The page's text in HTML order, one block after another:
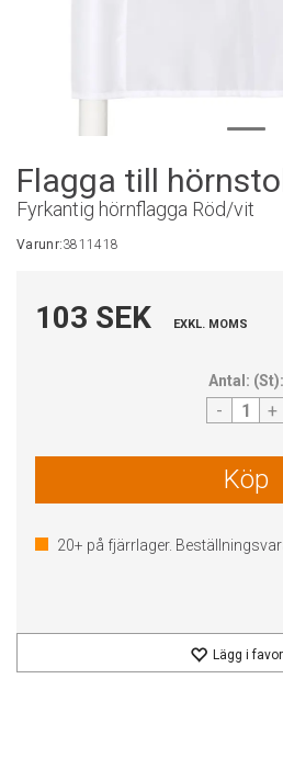
Flagga till
Fyrkantig hörnflagga Röd/vit
Varunr:3811418
103 SEK EXKL. MOMS
Antal: (St):
- +
Köp
20+ på fjärrlager.
Lägg i